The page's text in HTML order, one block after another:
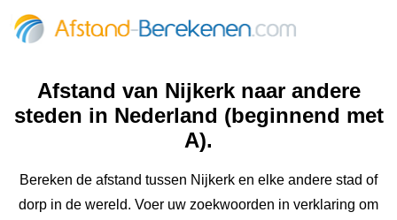
Afstand van Nijkerk naar andere
steden in Nederland (beginnend met
A).
Bereken de afstand tussen Nijkerk en elke andere stad of
dorp in de wereld. Voer uw zoekwoorden in verklaring om